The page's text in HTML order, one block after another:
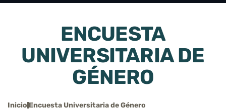
ENCUESTA
UNIVERSITARIA DE
GÉNERO
Inicio Encuesta Universitaria de Género